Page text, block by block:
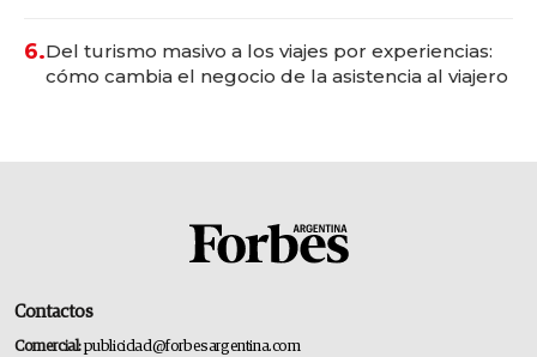
6.Del turismo masivo a los viajes por experiencias:
cómo cambia el negocio de la asistencia al viajero
Contactos
Comercial:publicidad@forbesargentina.com